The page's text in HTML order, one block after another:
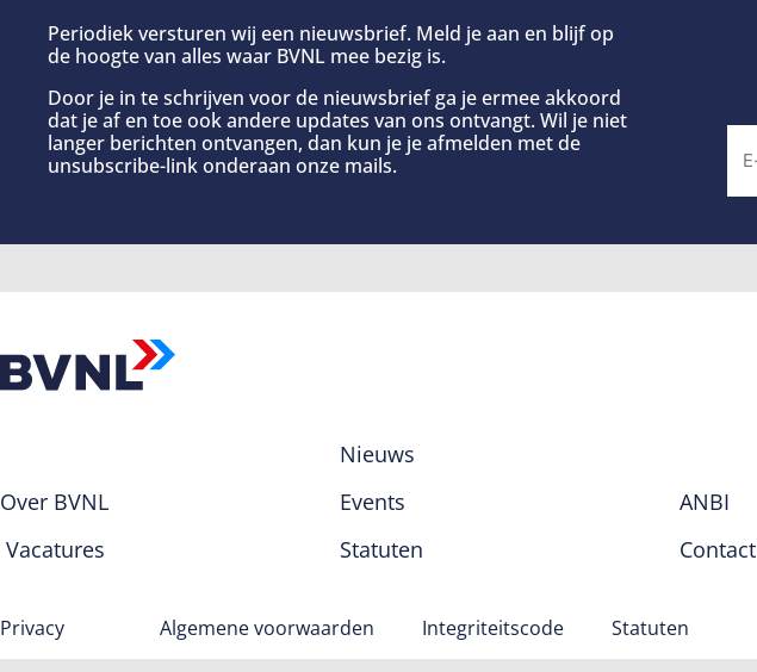
Periodiek versturen wij een nieuwsbrief. Meld je aan en blijf op
de hoogte van alles waar BVNL mee bezig is.
Door je in te schrijven voor de nieuwsbrief ga je ermee akkoord
dat je af en toe ook andere updates van ons ontvangt. Wil je niet
langer berichten ontvangen, dan kun je je afmelden met de
unsubscribe-link onderaan onze mails.
Over BVNL
Vacatures
Nieuws
Events
Statuten
ANBI
Contact
Privacy Algemene voorwaarden Integriteitscode Statuten